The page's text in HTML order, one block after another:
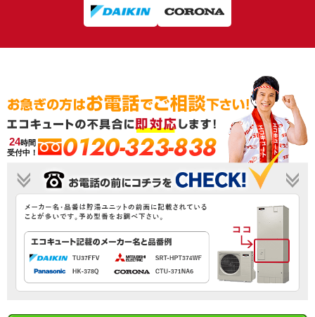
24時間
受付中！
0120-323-838